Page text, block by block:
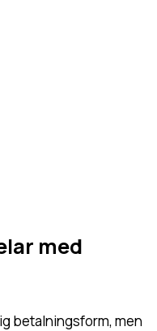
med
betalningsform, men